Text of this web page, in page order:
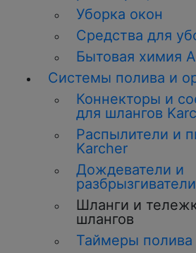
Уборка окон
Средства для
Бытовая химия
Системы полива и
Коннекторы и
для шлангов
Распылители и
Karcher
Дождеватели и
разбрызгиватели
Шланги и
шлангов
Таймеры полива